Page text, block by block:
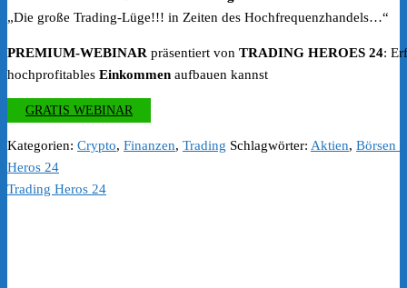
„Die große Trading-Lüge!!! in Zeiten des Hochfrequenzhandels…“
PREMIUM-WEBINAR präsentiert von TRADING HEROES 24:
hochprofitables Einkommen aufbauen kannst
GRATIS WEBINAR
Kategorien: Crypto, Finanzen, Trading Schlagwörter: Aktien, Börsen
Heros 24
Trading Heros 24